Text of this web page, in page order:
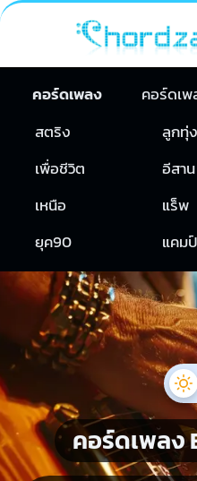
คอร์ดเพลง คอร์ดเ
สตริง
ลูกทุ่ง
เพื่อชีวิต
อีสาน
เหนือ
แร็พ
ยุค90
แคม
คอร์ดเพลง